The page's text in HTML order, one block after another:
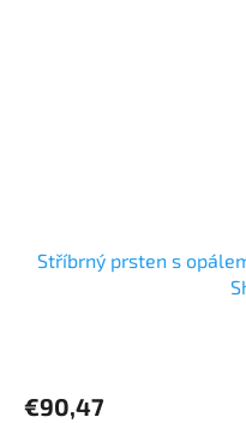
Stříbrný prsten s
€90,47